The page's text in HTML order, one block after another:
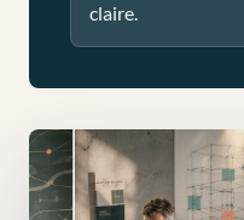
claire.